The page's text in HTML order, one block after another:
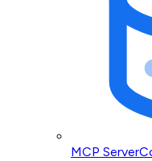
MCP Server